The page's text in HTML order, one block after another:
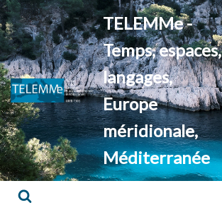
Aller
au
contenu
TELEMMe -
Temps, espaces,
langages,
Europe
méridionale,
Méditerranée